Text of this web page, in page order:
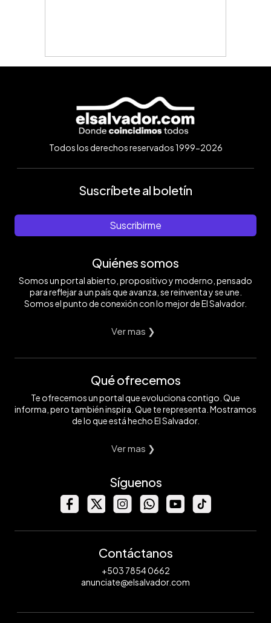
Todos los derechos reservados 1999-2026
Suscríbete al boletín
Suscribirme
Quiénes somos
Somos un portal abierto, propositivo y moderno, pensado
para reflejar a un país que avanza, se reinventa y se une.
Somos el punto de conexión con lo mejor de El Salvador.
Ver mas ❯
Qué ofrecemos
Te ofrecemos un portal que evoluciona contigo. Que
informa, pero también inspira. Que te representa. Mostramos
de lo que está hecho El Salvador.
Ver mas ❯
Síguenos
Contáctanos
+503 7854 0662
anunciate@elsalvador.com